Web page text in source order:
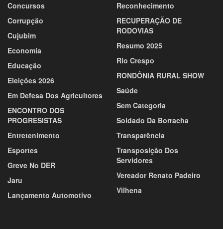
Concursos
Corrupção
Cujubim
Economia
Educação
Eleições 2026
Em Defesa Dos Agricultores
ENCONTRO DOS
PROGRESISTAS
Entretenimento
Esportes
Greve No DER
Jaru
Lançamento Automotivo
Reconhecimento
RECUPERAÇÃO DE
RODOVIAS
Resumo 2025
Rio Crespo
RONDÔNIA RURAL SHOW
Saúde
Sem Categoria
Soldado Da Borracha
Transparência
Transposição Dos
Servidores
Vereador Renato Padeiro
Vilhena